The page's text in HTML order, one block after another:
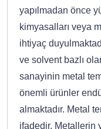
yapılmadan önce
kimyasalları veya
ihtiyaç
ve solvent bazlı
sanayinin metal
önemli ürünler
almaktadır. Metal
ifadedir. Metallerin